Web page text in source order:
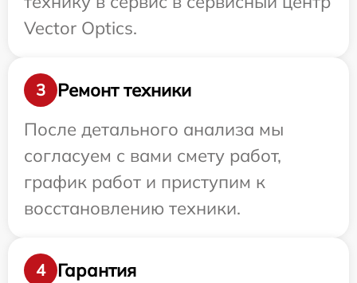
Vector Optics.
3
Ремонт техники
После детального анализа мы
согласуем с вами смету работ,
график работ и приступим к
восстановлению техники.
4
Гарантия